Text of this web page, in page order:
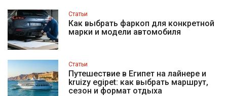
Статьи
Как выбрать фаркоп для конкретной
марки и модели автомобиля
Статьи
Путешествие в Египет на лайнере и
kruizy egipet: как выбрать маршрут,
сезон и формат отдыха